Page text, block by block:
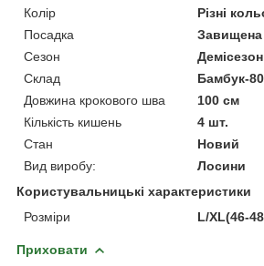
Колір
Різні
Посадка
Завищена
Сезон
Демісезон
Склад
Бамбук-
Довжина крокового шва
100 см
Кількість кишень
4 шт.
Стан
Новий
Вид виробу:
Лосини
Користувальницькі характеристики
Розміри
L/XL(46-
Приховати